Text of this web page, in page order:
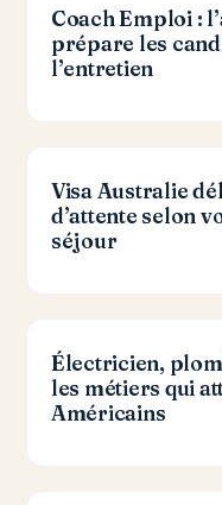
Coach Emploi :
prépare les
l’entretien
Visa Australie
d’attente selon
séjour
Électricien,
les métiers qui
Américains